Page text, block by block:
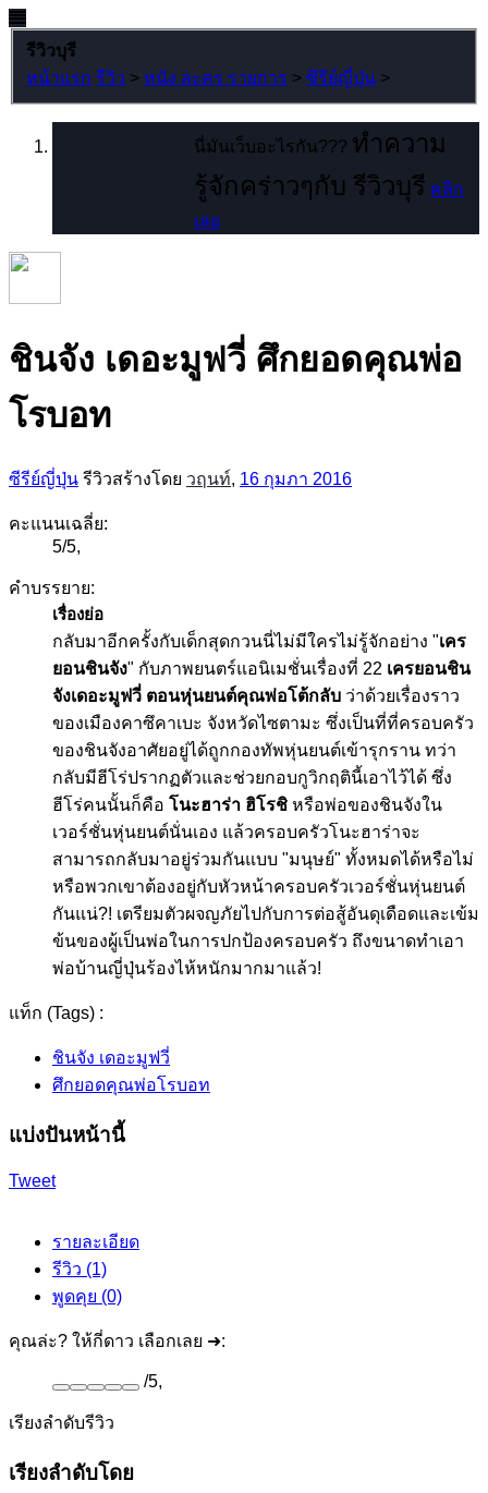
รีวิวบุรี
หน้าแรก รีวิว > หนัง ละคร รายการ > ซีรีย์ญี่ปุ่น >
นี่มันเว็บอะไรกัน??? ทำความ
รู้จักคร่าวๆกับ รีวิวบุรี คลิก
เลย
ชินจัง เดอะมูฟวี่ ศึกยอดคุณพ่อ
โรบอท
ซีรีย์ญี่ปุ่น รีวิวสร้างโดย วฤนท์, 16 กุมภา 2016
คะแนนเฉลี่ย:
5/5,
คำบรรยาย:
เรื่องย่อ
กลับมาอีกครั้งกับเด็กสุดกวนนี่ไม่มีใครไม่รู้จักอย่าง "เคร
ยอนชินจัง" กับภาพยนตร์แอนิเมชั่นเรื่องที่ 22 เครยอนชิน
จังเดอะมูฟวี่ ตอนหุ่นยนต์คุณพ่อโต้กลับ ว่าด้วยเรื่องราว
ของเมืองคาซึคาเบะ จังหวัดไซตามะ ซึ่งเป็นที่ที่ครอบครัว
ของชินจังอาศัยอยู่ได้ถูกกองทัพหุ่นยนต์เข้ารุกราน ทว่า
กลับมีฮีโร่ปรากฏตัวและช่วยกอบกูวิกฤตินี้เอาไว้ได้ ซึ่ง
ฮีโร่คนนั้นก็คือ โนะฮาร่า ฮิโรชิ หรือพ่อของชินจังใน
เวอร์ชั่นหุ่นยนต์นั่นเอง แล้วครอบครัวโนะฮาร่าจะ
สามารถกลับมาอยู่ร่วมกันแบบ "มนุษย์" ทั้งหมดได้หรือไม่
หรือพวกเขาต้องอยู่กับหัวหน้าครอบครัวเวอร์ชั่นหุ่นยนต์
กันแน่?! เตรียมตัวผจญภัยไปกับการต่อสู้อันดุเดือดและเข้ม
ข้นของผู้เป็นพ่อในการปกป้องครอบครัว ถึงขนาดทำเอา
พ่อบ้านญี่ปุ่นร้องไห้หนักมากมาแล้ว!
แท็ก (Tags) :
ชินจัง เดอะมูฟวี่
ศึกยอดคุณพ่อโรบอท
แบ่งปันหน้านี้
Tweet
รายละเอียด
รีวิว (1)
พูดคุย (0)
คุณล่ะ? ให้กี่ดาว เลือกเลย ➜:
/5,
เรียงลำดับรีวิว
เรียงลำดับโดย